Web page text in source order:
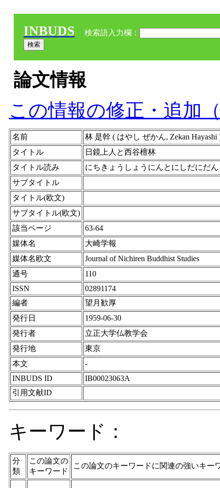
INBUDS 検索語入力欄：
論文情報
この情報の修正・追加
名前
林 是幹 ( はやし ぜかん, Zekan Hayashi
タイトル
日鏡上人と西谷檀林
タイトル読み
にちきょうしょうにんとにしだにだ
サブタイトル
タイトル(欧文)
サブタイトル(欧文)
該当ページ
63-64
媒体名
大崎学報
媒体名欧文
Journal of Nichiren Buddhist Studies
通号
110
ISSN
02891174
編者
望月歓厚
発行日
1959-06-30
発行者
立正大学仏教学会
発行地
東京
本文
-
INBUDS ID
IB00023063A
引用文献ID
キーワード：
分
類
この論文の
キーワード
この論文のキーワードに関連の強いキー